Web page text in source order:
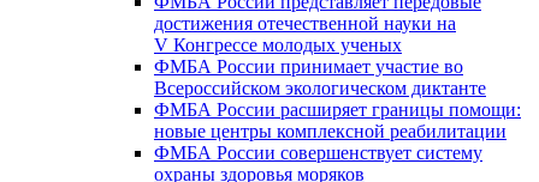
достижения отечественной науки на
V Конгрессе молодых ученых
ФМБА России принимает участие во
Всероссийском экологическом диктанте
ФМБА России расширяет границы помощи:
новые центры комплексной реабилитации
ФМБА России совершенствует систему
охраны здоровья моряков